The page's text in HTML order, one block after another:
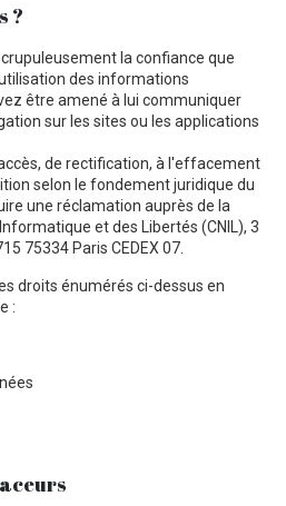
?
la confiance que
des informations
être amené à lui communiquer
sur les sites ou les applications
de rectification, à l'effacement
selon le fondement juridique du
une réclamation auprès de la
et des Libertés (CNIL), 3
75334 Paris CEDEX 07.
droits énumérés ci-dessus en
: